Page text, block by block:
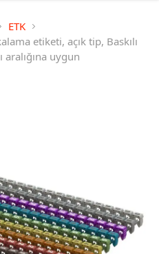
ETK
etiketi, açık tip, Baskılı
uygun